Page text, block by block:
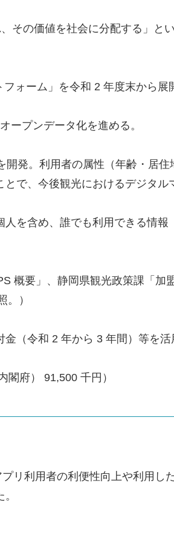
その価値を社会に分配する」と
ォーム」を令和 2 年度末から展
ープンデータ化を進める。
発。利用者の属性（年齢・居
で、今後観光におけるデジタル
を含め、誰でも利用できる情
概要」、静岡県観光政策課
）
（令和 2 年から 3 年間）等を活
閣府） 91,500 千円）
リ利用者の利便性向上や利用し